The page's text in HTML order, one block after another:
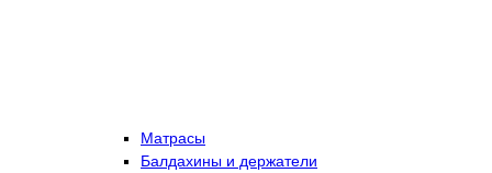
Матрасы
Балдахины и держатели